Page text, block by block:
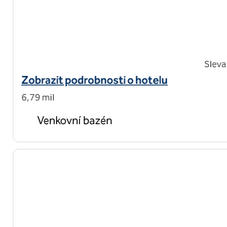
Zobrazit podrobnosti o hotelu THesis
Zobrazit podrobnosti o hotelu
6,79 mil
Venkovní bazén
1 z 12